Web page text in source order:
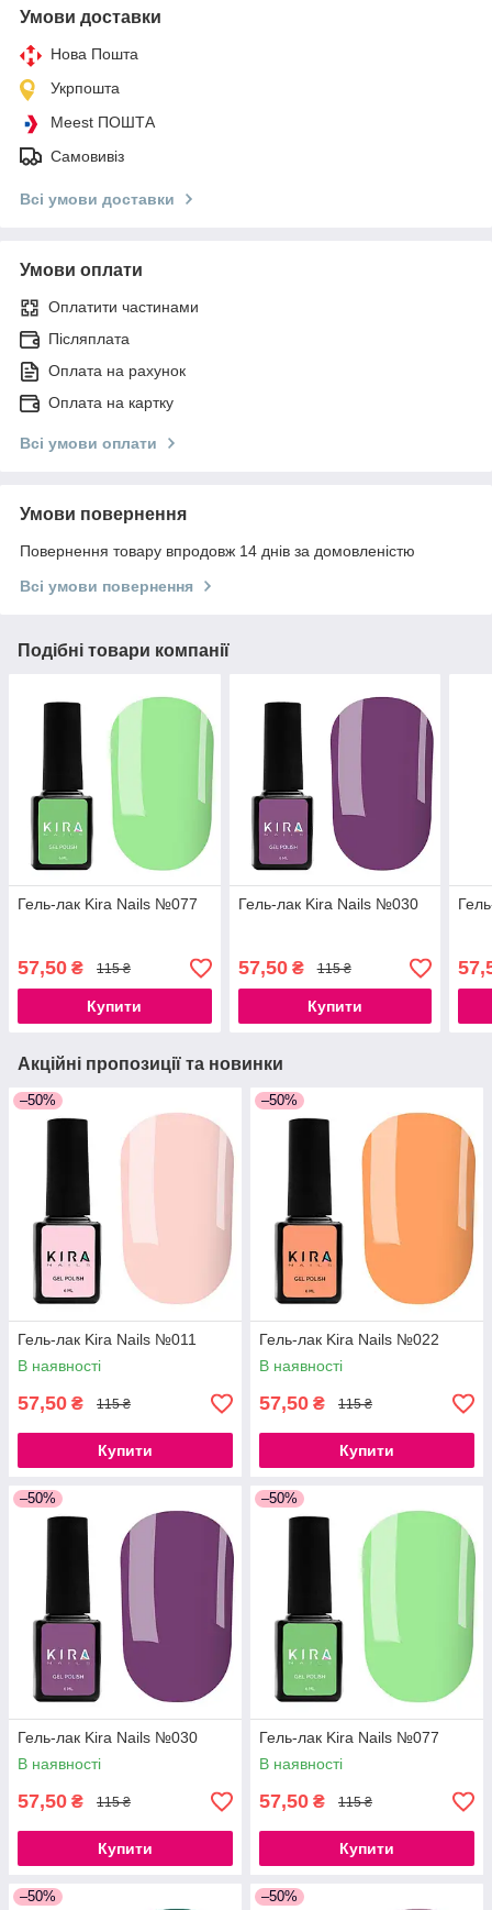
Умови доставки
Нова Пошта
Укрпошта
Meest ПОШТА
Самовивіз
Всі умови доставки
Умови оплати
Оплатити частинами
Післяплата
Оплата на рахунок
Оплата на картку
Всі умови оплати
Умови повернення
Повернення товару впродовж 14 днів за домовленістю
Всі умови повернення
Подібні товари компанії
Гель-лак Kira Nails №077
57,50 ₴ 115 ₴
Купити
Гель-лак Kira Nails №030
57,50₴ 115 ₴
Купити
Акційні пропозиції та новинки
–50%
Гель-лак Kira Nails №011
В наявності
57,50 ₴ 115 ₴
Купити
–50%
Гель-лак Kira Nails №022
В наявності
57,50 ₴ 115 ₴
Купити
–50%
Гель-лак Kira Nails №030
В наявності
57,50 ₴ 115 ₴
Купити
–50%
Гель-лак Kira Nails №077
В наявності
57,50 ₴ 115 ₴
Купити
–50% –50%